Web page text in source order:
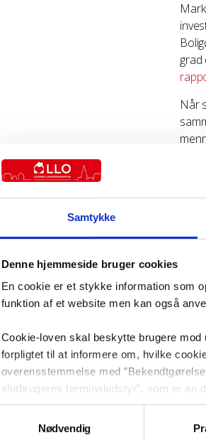
Samtykke
Denne hjemmeside bruger cookies
En cookie er et stykke information som
funktion af et website men kan også
Cookie-loven skal beskytte brugere
forpligtet til at informere om, hvilke
overensstemmelse med
slutbrugeres terminaludstyr”, som er en
kommunikation.
Nødvendig
grad
Når
.
På
11/
Det